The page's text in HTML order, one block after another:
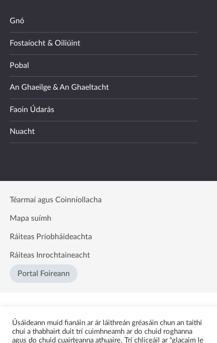
Gnó
Fostaíocht & Oiliúint
Pobal
An Ghaeilge & An Ghaeltacht
Faoin Údarás
Nuacht
Téarmaí agus Coinníollacha
Mapa suímh
Ráiteas Príobháideachta
Ráiteas Inrochtaineacht
Portal Foireann
Úsáideann muid fianáin ar ár láithreán gréasáin chun an taithí
chuí a thabhairt duit trí cuimhneamh ar do chuid roghanna
agus do chuid cuairteanna athuaire. Trí chliceáil ar “glacaim le